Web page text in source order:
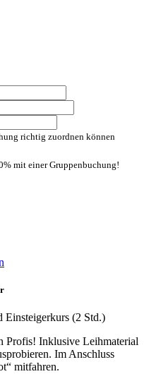
richtig zuordnen können
mit einer Gruppenbuchung!
Einsteigerkurs (2 Std.)
Profis! Inklusive Leihmaterial
Im Anschluss
mitfahren.